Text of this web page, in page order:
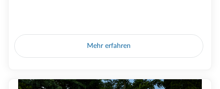
Mehr erfahren